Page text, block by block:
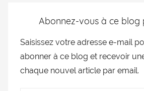
Abonnez-vous à ce blog
Saisissez votre adresse e-mail
abonner à ce blog et recevoir
chaque nouvel article par email.